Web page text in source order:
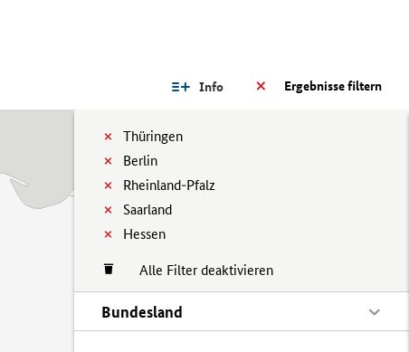
Ergebnisse filtern
Info
Thüringen
Berlin
Rheinland-Pfalz
Saarland
Hessen
Alle Filter deaktivieren
Bundesland